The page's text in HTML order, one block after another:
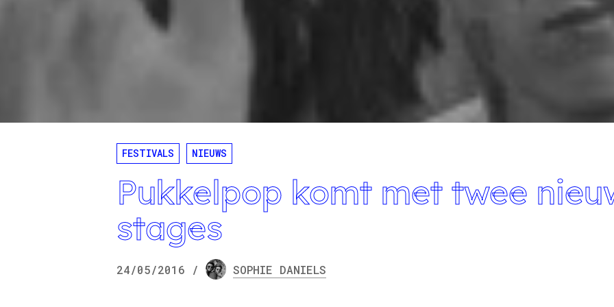
FESTIVALS NIEUWS
Pukkelpop komt met twee
stages
24/05/2016 / SOPHIE DANIELS